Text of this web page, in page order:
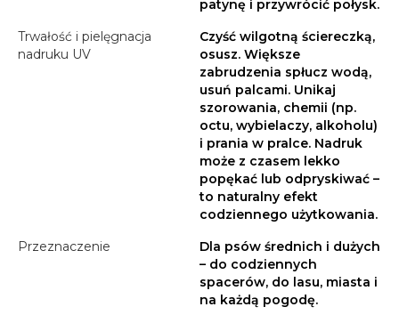
patynę i przywrócić połysk.
Trwałość i pielęgnacja
nadruku UV
Czyść wilgotną ściereczką,
osusz. Większe
zabrudzenia spłucz wodą,
usuń palcami. Unikaj
szorowania, chemii (np.
octu, wybielaczy, alkoholu)
i prania w pralce. Nadruk
może z czasem lekko
popękać lub odpryskiwać –
to naturalny efekt
codziennego użytkowania.
Przeznaczenie
Dla psów średnich i dużych
– do codziennych
spacerów, do lasu, miasta i
na każdą pogodę.